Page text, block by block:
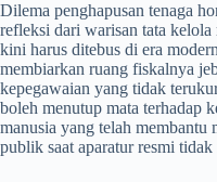
Dilema penghapusan tenaga
refleksi dari warisan tata
kini harus ditebus di era
membiarkan ruang fiskalnya
kepegawaian yang tidak
boleh menutup mata terhadap
manusia yang telah membantu
publik saat aparatur resmi